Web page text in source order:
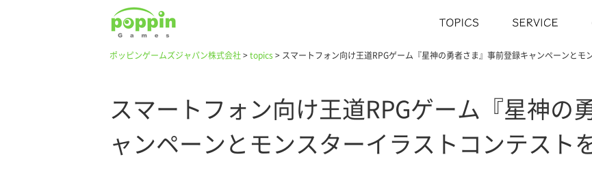
ポッピンゲームズジャパン株式会社 > topics > スマートフォン向け王道RPGゲーム『星神の勇者さま』事前登録キャンペーンとモ
スマートフォン向け王道RPGゲーム『星神の
ャンペーンとモンスターイラストコンテスト